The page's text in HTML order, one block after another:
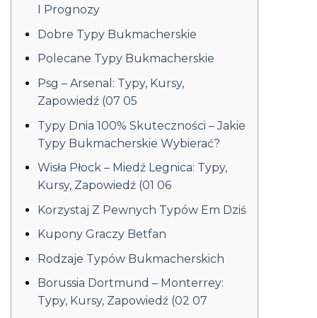
I Prognozy
Dobre Typy Bukmacherskie
Polecane Typy Bukmacherskie
Psg – Arsenal: Typy, Kursy,
Zapowiedź (07 05
Typy Dnia 100% Skuteczności – Jakie
Typy Bukmacherskie Wybierać?
Wisła Płock – Miedź Legnica: Typy,
Kursy, Zapowiedź (01 06
Korzystaj Z Pewnych Typów Em Dziś
Kupony Graczy Betfan
Rodzaje Typów Bukmacherskich
Borussia Dortmund – Monterrey:
Typy, Kursy, Zapowiedź (02 07